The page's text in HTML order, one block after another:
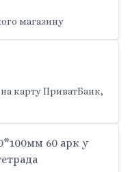
магазину
карту ПриватБанк,
60 арк у